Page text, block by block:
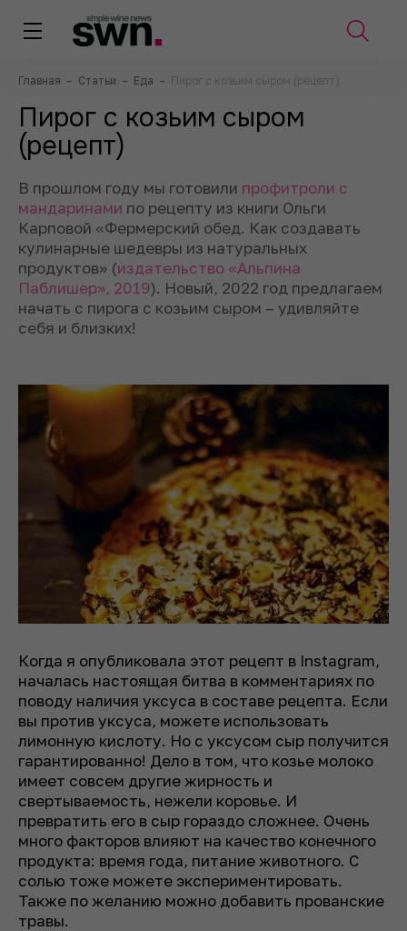
Главная – Статьи – Еда – Пирог с козьим сыром (рецепт)
Пирог с козьим сыром
(рецепт)
В прошлом году мы готовили профитроли с
мандаринами по рецепту из книги Ольги
Карповой «Фермерский обед. Как создавать
кулинарные шедевры из натуральных
продуктов» (издательство «Альпина
Паблишер», 2019). Новый, 2022 год предлагаем
начать с пирога с козьим сыром – удивляйте
себя и близких!
Когда я опубликовала этот рецепт в Instagram,
началась настоящая битва в комментариях по
поводу наличия уксуса в составе рецепта. Если
вы против уксуса, можете использовать
лимонную кислоту. Но с уксусом сыр получится
гарантированно! Дело в том, что козье молоко
имеет совсем другие жирность и
свертываемость, нежели коровье. И
превратить его в сыр гораздо сложнее. Очень
много факторов влияют на качество конечного
продукта: время года, питание животного. С
солью тоже можете экспериментировать.
Также по желанию можно добавить прованские
травы.